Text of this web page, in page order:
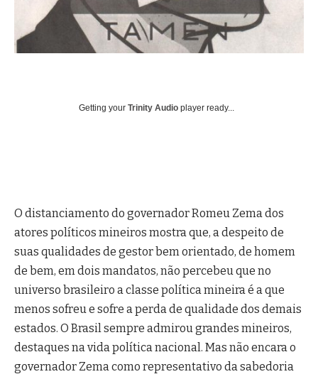
Getting your Trinity Audio player ready...
O distanciamento do governador Romeu Zema dos
atores políticos mineiros mostra que, a despeito de
suas qualidades de gestor bem orientado, de homem
de bem, em dois mandatos, não percebeu que no
universo brasileiro a classe política mineira é a que
menos sofreu e sofre a perda de qualidade dos demais
estados. O Brasil sempre admirou grandes mineiros,
destaques na vida política nacional. Mas não encara o
governador Zema como representativo da sabedoria